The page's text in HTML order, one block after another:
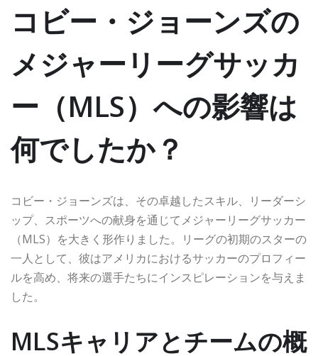
コビー・ジョーンズの
メジャーリーグサッカ
ー（MLS）への影響は
何でしたか？
コビー・ジョーンズは、その卓越したスキル、リーダーシ
ップ、スポーツへの献身を通じてメジャーリーグサッカー
（MLS）を大きく形作りました。リーグの初期のスターの
一人として、彼はアメリカにおけるサッカーのプロフィー
ルを高め、将来の選手たちにインスピレーションを与えま
した。
MLSキャリアとチームの概